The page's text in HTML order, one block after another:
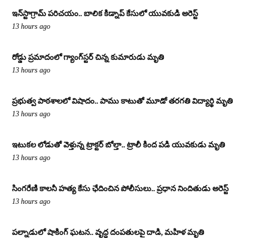
ఇన్‌స్టాగ్రామ్ పరిచయం.. బాలిక కిడ్నాప్ కేసులో యువకుడి అరెస్ట్
13 hours ago
రోడ్డు ప్రమాదంలో గ్యాంగ్‌స్టర్ చిన్న కుమారుడు మృతి
13 hours ago
ప్రభుత్వ పాఠశాలలో విషాదం.. పాము కాటుతో మూడో తరగతి విద్యార్థి మృతి
13 hours ago
ఇటుకల లోడుతో వెళ్తున్న ట్రాక్టర్ బోల్తా.. ట్రాలీ కింద పడి యువకుడు మృతి
13 hours ago
సింగరేణి కాలనీ హత్య కేసు ఛేదించిన పోలీసులు.. ప్రధాన నిందితుడు అరెస్ట్
13 hours ago
పల్నాడులో షాకింగ్ ఘటన.. వృద్ధ దంపతులపై దాడి, మహిళ మృతి